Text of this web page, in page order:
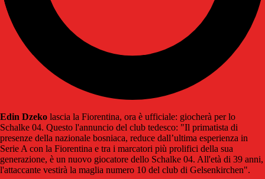
Edin Dzeko lascia la Fiorentina, ora è ufficiale: giocherà per lo
Schalke 04. Questo l'annuncio del club tedesco: "Il primatista di
presenze della nazionale bosniaca, reduce dall’ultima esperienza in
Serie A con la Fiorentina e tra i marcatori più prolifici della sua
generazione, è un nuovo giocatore dello Schalke 04. All'età di 39 anni,
l'attaccante vestirà la maglia numero 10 del club di Gelsenkirchen".